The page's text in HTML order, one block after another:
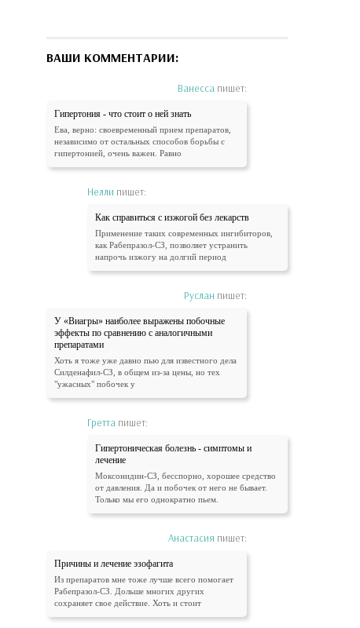
ВАШИ КОММЕНТАРИИ:
Ванесса пишет:
Гипертония - что стоит о ней знать
Ева, верно: своевременный прием препаратов,
независимо от остальных способов борьбы с
гипертонией, очень важен. Равно
Нелли пишет:
Как справиться с изжогой без лекарств
Применение таких современных ингибиторов,
как Рабепразол-СЗ, позволяет устранить
напрочь изжогу на долгий период
Руслан пишет:
У «Виагры» наиболее выражены побочные
эффекты по сравнению с аналогичными
препаратами
Хоть я тоже уже давно пью для известного дела
Силденафил-СЗ, в общем из-за цены, но тех
"ужасных" побочек у
Гретта пишет:
Гипертоническая болезнь - симптомы и
лечение
Моксонидин-СЗ, бесспорно, хорошее средство
от давления. Да и побочек от него не бывает.
Только мы его однократно пьем.
Анастасия пишет:
Причины и лечение эзофагита
Из препаратов мне тоже лучше всего помогает
Рабепразол-СЗ. Дольше многих других
сохраняет свое действие. Хоть и стоит